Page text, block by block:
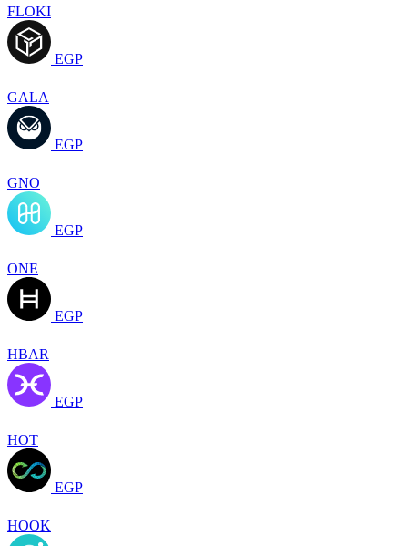
FLOKI
EGP
GALA
EGP
GNO
EGP
ONE
EGP
HBAR
EGP
HOT
EGP
HOOK